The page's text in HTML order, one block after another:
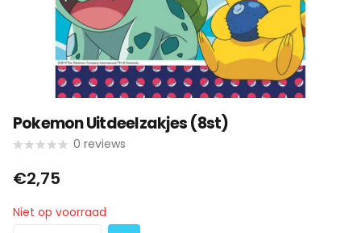
Pokemon Uitdeelzakjes (8st)
0 reviews
€2,75
Niet op voorraad